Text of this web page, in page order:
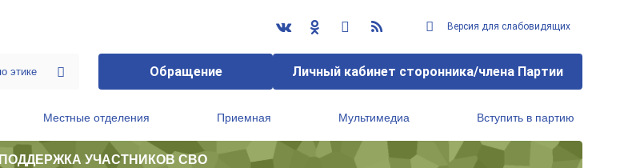
Версия для слабовидящих
Обращение Личный кабинет сторонника/члена Партии
Местные отделения Приемная Мультимедиа Вступить в партию
ПОДДЕРЖКА УЧАСТНИКОВ СВО